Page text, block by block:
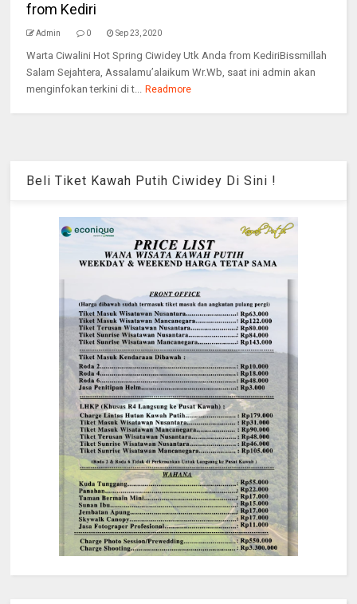
from Kediri
Admin 0 Sep 23, 2020
Warta Ciwalini Hot Spring Ciwidey Utk Anda from KediriBissmillah
Salam Sejahtera, Assalamu’alaikum Wr.Wb, saat ini admin akan
menginfokan terkini di t... Readmore
Beli Tiket Kawah Putih Ciwidey Di Sini !